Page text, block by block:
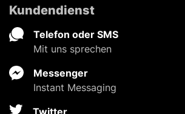
Kundendienst
Telefon oder SMS
Mit uns sprechen
Messenger
Instant Messaging
Twitter